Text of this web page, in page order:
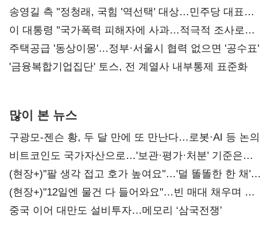
리모델링' 제안
송영길 측 "정청래, 국힘 '역선택' 대상…민주당 대표로
총선 지휘 못해"
이 대통령 "국가폭력 피해자에 사과…적극적 조사로
진실 밝혀야"
주택공급 '동상이몽'…정부·서울시 협력 없으면 '공수표'
'금융복합기업집단' 토스, 전 계열사 내부통제 표준화
많이 본 뉴스
구광모-젠슨 황, 두 달 만에 또 만난다…로봇·AI 등 논의
비트코인도 국가자산으로…'보관·평가·처분' 기준은
숙제
(현장+)"팔 생각 접고 호가 높여요"…'덜 똘똘한 한 채'
20억 키맞추기
(현장+)"12일엔 물건 다 들어와요"…빈 매대 채우며 문
연 홈플러스
중국 이어 대만도 설비투자…메모리 ‘삼국전쟁’